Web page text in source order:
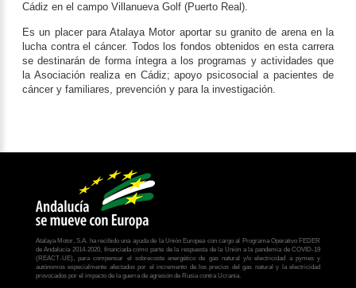
Cádiz en el campo Villanueva Golf (Puerto Real).
Es un placer para Atalaya Motor aportar su granito de arena en la
lucha contra el cáncer. Todos los fondos obtenidos en esta carrera
se destinarán de forma íntegra a los programas y actividades que
la Asociación realiza en Cádiz; apoyo psicosocial a pacientes de
cáncer y familiares, prevención y para la investigación.
Aviso legal
Política de privacidad
Compromiso ético
Uso de cookies
Atalaya Motor, S.A. ha recibido una ayuda de la Unión Europea con cargo al Programa Operativo FEDER
de Andalucía 2014-2020, financiada como parte de la respuesta de la Unión a la pandemia de COVID-19
(REACT-UE), para compensar el sobrecoste energético de gas natural y/o electricidad a pymes y
autónomos especialmente afectados por el incremento de los precios del gas natural y la electricidad
provocados por el impacto de la guerra de agresión de Rusia contra Ucrania.